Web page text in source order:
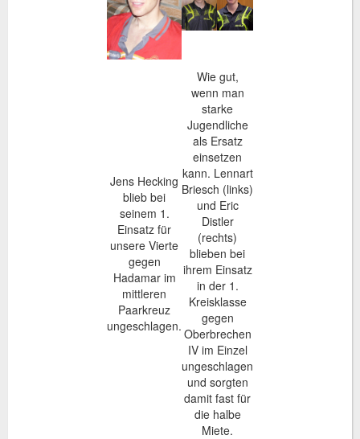
Jens Hecking
blieb bei
seinem 1.
Einsatz für
unsere Vierte
gegen
Hadamar im
mittleren
Paarkreuz
ungeschlagen.
Wie gut,
wenn man
starke
Jugendliche
als Ersatz
einsetzen
kann. Lennart
Briesch (links)
und Eric
Distler
(rechts)
blieben bei
ihrem Einsatz
in der 1.
Kreisklasse
gegen
Oberbrechen
IV im Einzel
ungeschlagen
und sorgten
damit fast für
die halbe
Miete.